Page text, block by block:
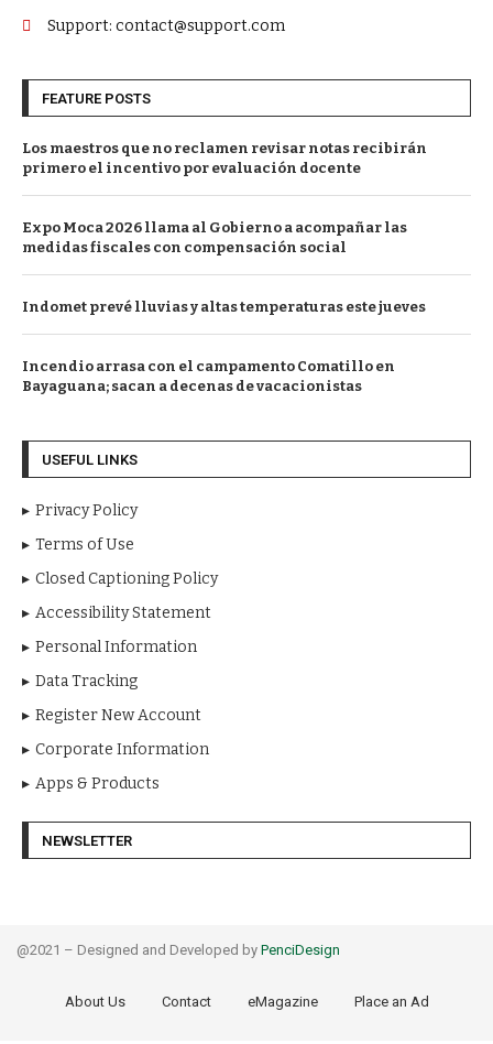
Support: contact@support.com
FEATURE POSTS
Los maestros que no reclamen revisar notas recibirán
primero el incentivo por evaluación docente
Expo Moca 2026 llama al Gobierno a acompañar las
medidas fiscales con compensación social
Indomet prevé lluvias y altas temperaturas este jueves
Incendio arrasa con el campamento Comatillo en
Bayaguana; sacan a decenas de vacacionistas
USEFUL LINKS
Privacy Policy
Terms of Use
Closed Captioning Policy
Accessibility Statement
Personal Information
Data Tracking
Register New Account
Corporate Information
Apps & Products
NEWSLETTER
@2021 – Designed and Developed by PenciDesign
About Us Contact eMagazine Place an Ad